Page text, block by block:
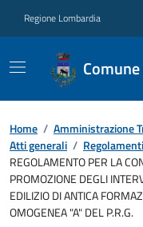
Regione Lombardia
Home / Amministrazione
Atti generali / Regolamenti
REGOLAMENTO PER LA
PROMOZIONE DEGLI
EDILIZIO DI ANTICA
OMOGENEA "A" DEL P.R.G.